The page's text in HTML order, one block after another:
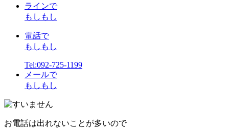
ラインで
もしもし
電話で
もしもし
Tel:092-725-1199
メールで
もしもし
お電話は出れないことが多いので